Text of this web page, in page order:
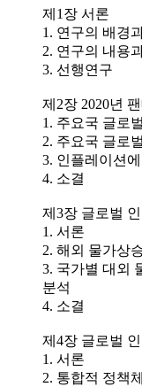
제1장 서론
1. 연구의 배경
2. 연구의 내용
3. 선행연구
제2장 2020년
1. 주요국 글로
2. 주요국 글로
3. 인플레이션
4. 소결
제3장 글로벌
1. 서론
2. 해외 물가상
3. 국가별 대외
분석
4. 소결
제4장 글로벌
1. 서론
2. 통합적 정책